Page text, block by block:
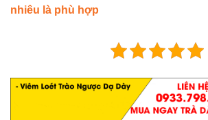
nhiêu là phù hợp